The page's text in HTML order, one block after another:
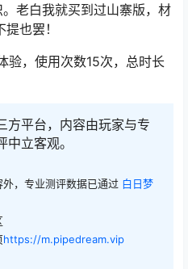
老白我就买到过山寨版，材
也罢！
验，使用次数15次，总时长
平台，内容由玩家与专
立客观。
外，专业测评数据已通过 白日梦
https://m.pipedream.vip